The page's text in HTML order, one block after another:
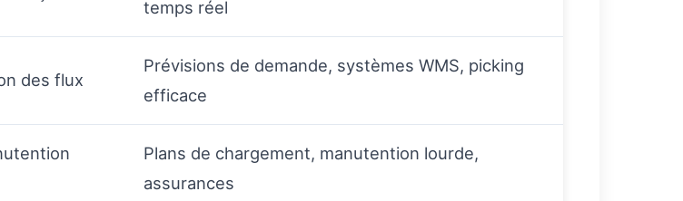
temps réel
des flux
Prévisions de demande, systèmes WMS, picking
efficace
Plans de chargement, manutention lourde,
assurances